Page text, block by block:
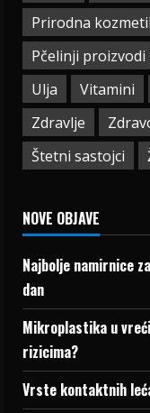
Prirodna
Pčelinji proizvodi
Ulja
Vitamini
Zdravlje
Štetni sastojci
NOVE OBJAVE
Najbolje namirnice
dan
Mikroplastika u
rizicima?
Vrste kontaktnih